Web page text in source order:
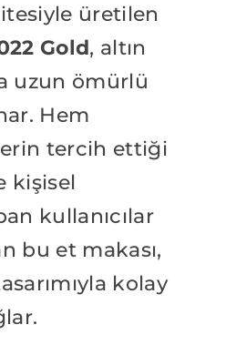
üretilen
Gold, altın
uzun ömürlü
Hem
tercih ettiği
kişisel
kullanıcılar
bu et makası,
kolay